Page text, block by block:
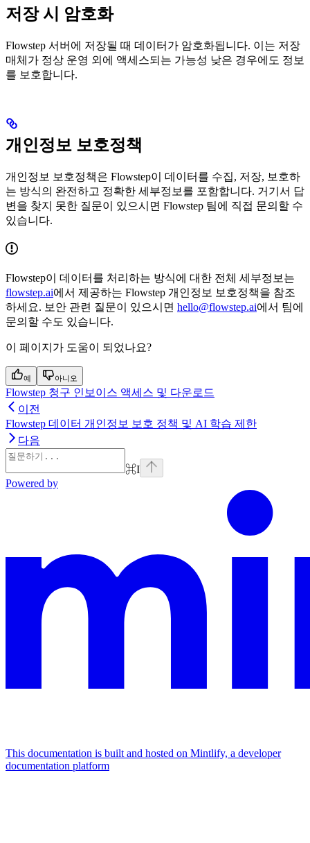
저장 시 암호화
Flowstep 서버에 저장될 때 데이터가 암호화됩니다. 이는 저장
매체가 정상 운영 외에 액세스되는 가능성 낮은 경우에도 정보
를 보호합니다.
개인정보 보호정책
개인정보 보호정책은 Flowstep이 데이터를 수집, 저장, 보호하
는 방식의 완전하고 정확한 세부정보를 포함합니다. 거기서 답
변을 찾지 못한 질문이 있으시면 Flowstep 팀에 직접 문의할 수
있습니다.
Flowstep이 데이터를 처리하는 방식에 대한 전체 세부정보는
flowstep.ai에서 제공하는 Flowstep 개인정보 보호정책을 참조
하세요. 보안 관련 질문이 있으시면 hello@flowstep.ai에서 팀에
문의할 수도 있습니다.
이 페이지가 도움이 되었나요?
예 아니오
Flowstep 청구 인보이스 액세스 및 다운로드
이전
Flowstep 데이터 개인정보 보호 정책 및 AI 학습 제한
다음
⌘I
Powered by
This documentation is built and hosted on Mintlify, a developer
documentation platform